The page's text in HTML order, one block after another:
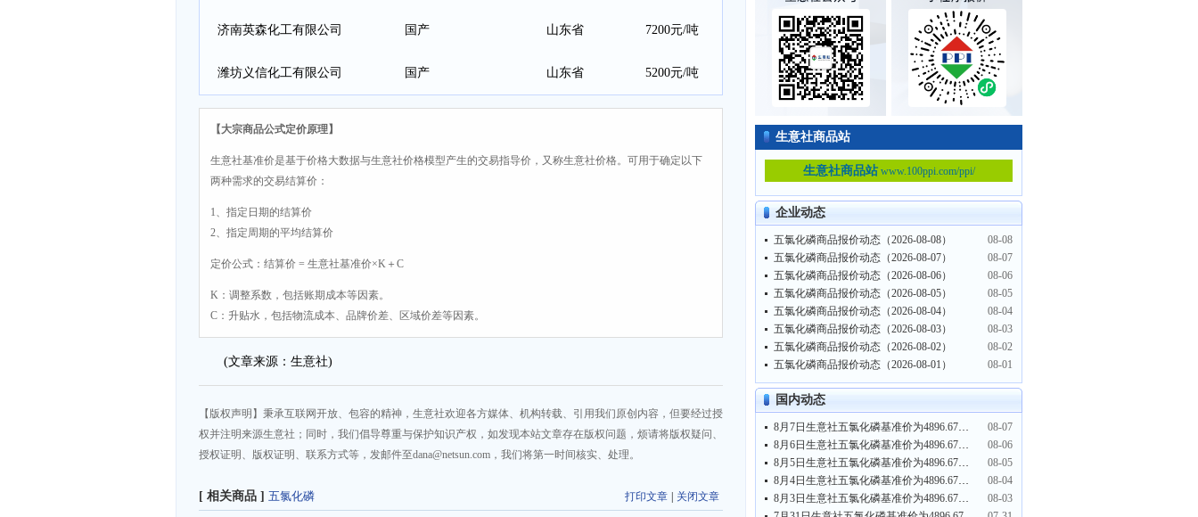
济南英森化工有限公司 国产 山东省 7200元/吨
潍坊义信化工有限公司 国产 山东省 5200元/吨
【大宗商品公式定价原理】
生意社基准价是基于价格大数据与生意社价格模型产生的交易指导价，又称生意社价格。可用于确定以下
两种需求的交易结算价：
1、指定日期的结算价
2、指定周期的平均结算价
定价公式：结算价 = 生意社基准价×K＋C
K：调整系数，包括账期成本等因素。
C：升贴水，包括物流成本、品牌价差、区域价差等因素。
(文章来源：生意社)
【版权声明】秉承互联网开放、包容的精神，生意社欢迎各方媒体、机构转载、引用我们原创内容，但要经过授
权并注明来源生意社；同时，我们倡导尊重与保护知识产权，如发现本站文章存在版权问题，烦请将版权疑问、
授权证明、版权证明、联系方式等，发邮件至dana@netsun.com，我们将第一时间核实、处理。
打印文章 关闭文章
[ 相关商品 ] 五氯化磷
生意社商品站
生意社商品站www.100ppi.com/ppi/
企业动态
五氯化磷商品报价动态（2026-08-08）
08-08
五氯化磷商品报价动态（2026-08-07）
08-07
五氯化磷商品报价动态（2026-08-06）
08-06
五氯化磷商品报价动态（2026-08-05）
08-05
五氯化磷商品报价动态（2026-08-04）
08-04
五氯化磷商品报价动态（2026-08-03）
08-03
五氯化磷商品报价动态（2026-08-02）
08-02
五氯化磷商品报价动态（2026-08-01）
08-01
国内动态
8月7日生意社五氯化磷基准价为4896.67元/吨
08-07
8月6日生意社五氯化磷基准价为4896.67元/吨
08-06
8月5日生意社五氯化磷基准价为4896.67元/吨
08-05
8月4日生意社五氯化磷基准价为4896.67元/吨
08-04
8月3日生意社五氯化磷基准价为4896.67元/吨
08-03